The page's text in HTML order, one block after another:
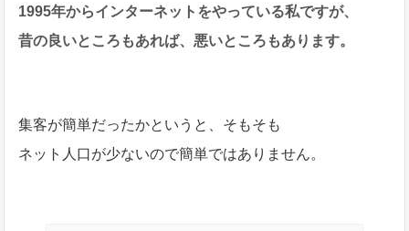
1995年からインターネットをやっている私ですが、
昔の良いところもあれば、悪いところもあります。
集客が簡単だったかというと、そもそも
ネット人口が少ないので簡単ではありません。